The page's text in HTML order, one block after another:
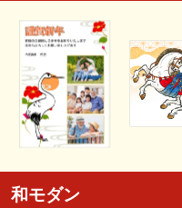
和モダン